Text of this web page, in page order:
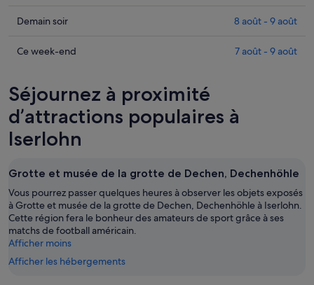
prix
Iserlohn
nuit,
7
août
-
août
Consulter
prix
pour
demain
soir,
8
-
août
Demain soir 8 août - 9 août
Consulter
à
Iserlohn
pour
ce
end,
août
-
9
août
Ce week-end 7 août - 9 août
Séjournez à proximité
d’attractions populaires à
Iserlohn
Grotte et musée de la grotte de Dechen, Dechenhöhle
Vous pourrez passer quelques heures à observer les objets exposés
à Grotte et musée de la grotte de Dechen, Dechenhöhle à Iserlohn.
Cette région fera le bonheur des amateurs de sport grâce à ses
matchs de football américain.
Afficher moins
Afficher les hébergements